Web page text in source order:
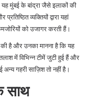
मुंबई के बांद्रा जैसे इलाकों की
व्यक्तियों द्वारा यहां
को उजागर करती हैं।
है और उनका मानना है कि यह
में विभिन्न टीमें जुटी हुई हैं और
गहरी साज़िश तो नहीं है।
साथ